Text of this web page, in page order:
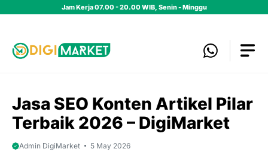
Jam Kerja 07.00 - 20.00 WIB, Senin - Minggu
Jasa SEO Konten Artikel Pilar
Terbaik 2026 – DigiMarket
Admin DigiMarket 5 May 2026